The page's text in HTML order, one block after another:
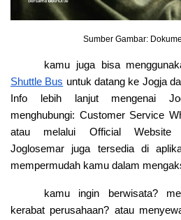
Sumber Gambar:
kamu juga bisa
Shuttle Bus untuk datang ke Jogja
Info lebih lanjut mengenai
menghubungi: Customer Service
atau melalui Official Website
Joglosemar juga tersedia di
mempermudah kamu dalam
kamu ingin berwisata?
kerabat perusahaan? atau